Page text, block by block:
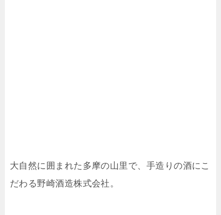
大自然に囲まれた多摩の山里で、手造りの酒にこ
だわる野崎酒造株式会社。